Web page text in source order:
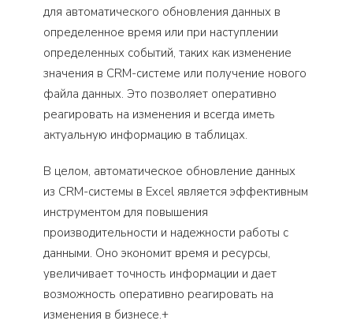
для автоматического обновления данных в
определенное время или при наступлении
определенных событий, таких как изменение
значения в CRM-системе или получение нового
файла данных. Это позволяет оперативно
реагировать на изменения и всегда иметь
актуальную информацию в таблицах.
В целом, автоматическое обновление данных
из CRM-системы в Excel является эффективным
инструментом для повышения
производительности и надежности работы с
данными. Оно экономит время и ресурсы,
увеличивает точность информации и дает
возможность оперативно реагировать на
изменения в бизнесе.+